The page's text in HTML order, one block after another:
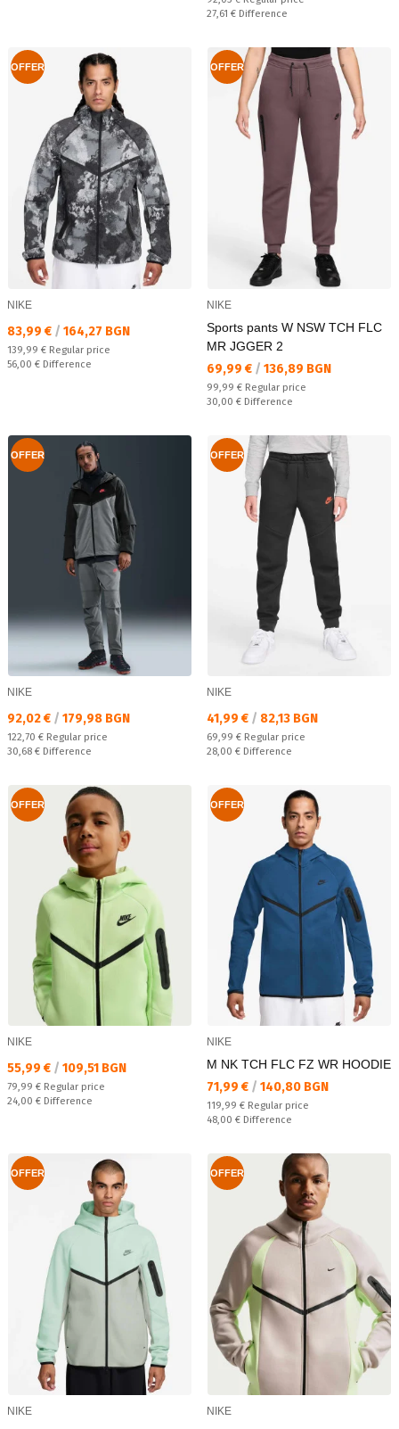
Спестявате:
27,61 € Difference
OFFER
NIKE
Текуща цена:
83,99 € / 164,27 BGN
Regular price:
139,99 € Regular price
Спестявате:
56,00 € Difference
OFFER
NIKE
Sports pants W NSW TCH FLC
MR JGGER 2
Текуща цена:
69,99 € / 136,89 BGN
Regular price:
99,99 € Regular price
Спестявате:
30,00 € Difference
OFFER
NIKE
Текуща цена:
92,02 € / 179,98 BGN
Regular price:
122,70 € Regular price
Спестявате:
30,68 € Difference
OFFER
NIKE
Текуща цена:
41,99 € / 82,13 BGN
Regular price:
69,99 € Regular price
Спестявате:
28,00 € Difference
OFFER
NIKE
Текуща цена:
55,99 € / 109,51 BGN
Regular price:
79,99 € Regular price
Спестявате:
24,00 € Difference
OFFER
NIKE
M NK TCH FLC FZ WR HOODIE
Текуща цена:
71,99 € / 140,80 BGN
Regular price:
119,99 € Regular price
Спестявате:
48,00 € Difference
OFFER
NIKE
OFFER
NIKE